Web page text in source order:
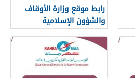
رابط موقع وزارة الأوقاف
والشؤون الإسلامية
islam.gov.qa